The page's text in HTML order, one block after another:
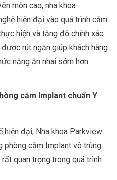
môn cao, nha khoa
hiện đại vào quá trình cắm
hiện và tăng độ chính xác.
rút ngắn giúp khách hàng
năng ăn nhai sớm hơn.
cắm Implant chuẩn Y
hiện đại, Nha khoa Parkview
phòng cắm Implant vô trùng
quan trọng trong quá trình